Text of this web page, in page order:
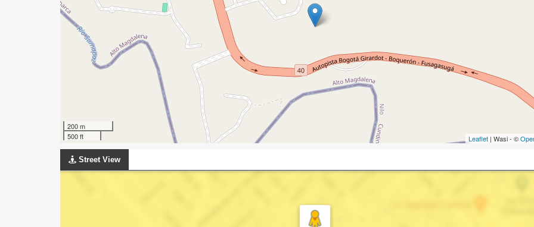
200 m
500 ft
Leaflet | Wasi - ©
Street View